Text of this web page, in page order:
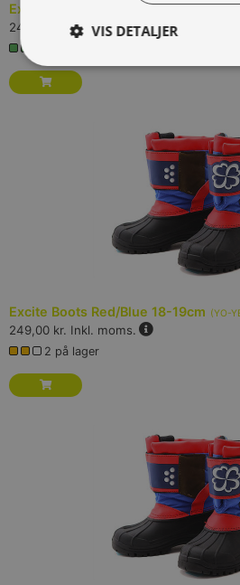
Excite Boots Black 22-23cm
249,00 kr. Inkl. moms.
Excite Boots Red/Blue 18-19cm (YO-
249,00 kr. Inkl. moms.
2 på lager
VIS DETALJER